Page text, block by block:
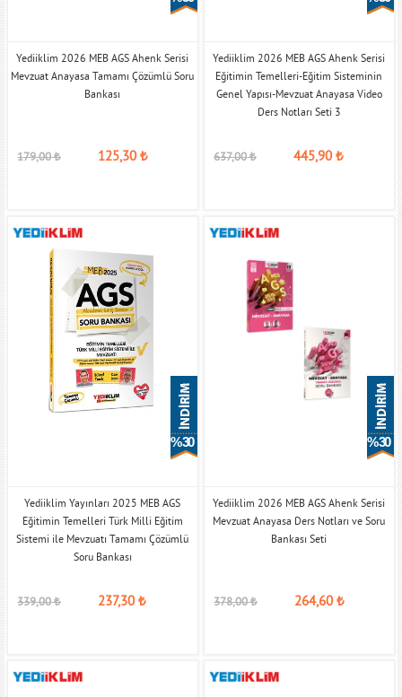
Yediiklim 2026 MEB AGS Ahenk Serisi
Mevzuat Anayasa Tamamı Çözümlü Soru
Bankası
179,00₺ 125,30₺
Yediiklim 2026 MEB AGS Ahenk Serisi
Eğitimin Temelleri-Eğitim Sisteminin
Genel Yapısı-Mevzuat Anayasa Video
Ders Notları Seti 3
637,00₺ 445,90₺
% 30
Yediiklim Yayınları 2025 MEB AGS
Eğitimin Temelleri Türk Milli Eğitim
Sistemi ile Mevzuatı Tamamı Çözümlü
Soru Bankası
339,00₺ 237,30₺
% 30
Yediiklim 2026 MEB AGS Ahenk Serisi
Mevzuat Anayasa Ders Notları ve Soru
Bankası Seti
378,00₺ 264,60₺